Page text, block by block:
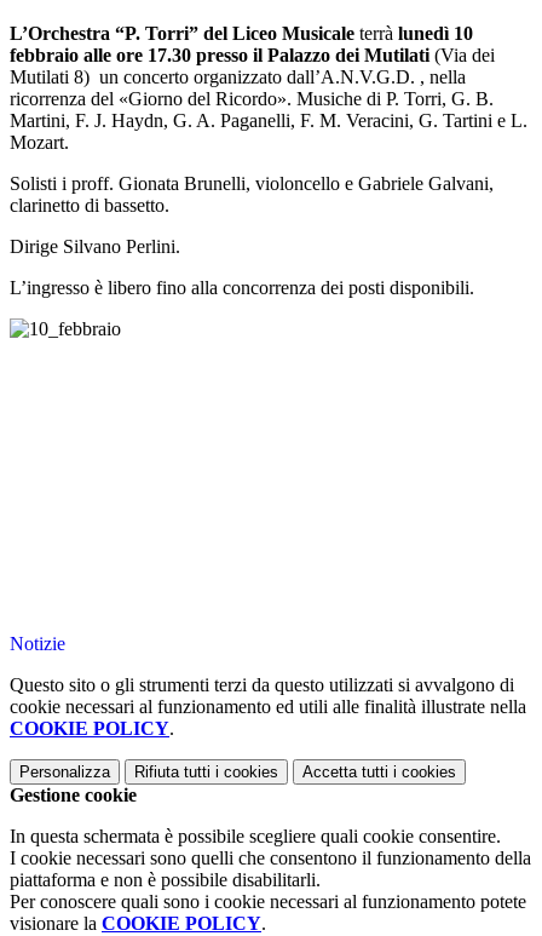
L’Orchestra “P. Torri” del Liceo Musicale terrà lunedì 10
febbraio alle ore 17.30 presso il Palazzo dei Mutilati (Via dei
Mutilati 8) un concerto organizzato dall’A.N.V.G.D. , nella
ricorrenza del «Giorno del Ricordo». Musiche di P. Torri, G. B.
Martini, F. J. Haydn, G. A. Paganelli, F. M. Veracini, G. Tartini e L.
Mozart.
Solisti i proff. Gionata Brunelli, violoncello e Gabriele Galvani,
clarinetto di bassetto.
Dirige Silvano Perlini.
L’ingresso è libero fino alla concorrenza dei posti disponibili.
Notizie
Questo sito o gli strumenti terzi da questo utilizzati si avvalgono di
cookie necessari al funzionamento ed utili alle finalità illustrate nella
COOKIE POLICY.
Personalizza Rifiuta tutti i cookies Accetta tutti i cookies
Gestione cookie
In questa schermata è possibile scegliere quali cookie consentire.
I cookie necessari sono quelli che consentono il funzionamento della
piattaforma e non è possibile disabilitarli.
Per conoscere quali sono i cookie necessari al funzionamento potete
visionare la COOKIE POLICY.